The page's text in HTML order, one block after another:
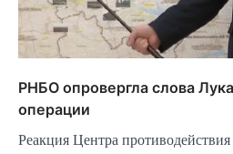
РНБО опровергла слова
операции
Реакция Центра